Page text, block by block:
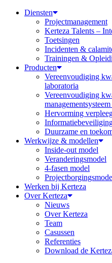
Diensten
Projectmanagement
Kerteza Talents –
Toetsingen
Incidenten &
Trainingen &
Producten
Vereenvoudiging
laboratoria
Vereenvoudiging
Hervorming
Duurzame en
Werkwijze & modellen
Inside-out model
Veranderingsmodel
4-fasen model
Werken bij Kerteza
Over Kerteza
Nieuws
Over Kerteza
Team
Casussen
Referenties
Download de